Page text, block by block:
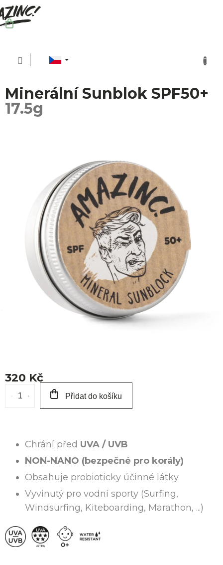
Přejít
na
Minerální Sunblok SPF50+
17.5g
320 Kč
cena:
Přidat do košíku
Chrání před UVA / UVB
NON-NANO (bezpečné pro korály)
Obsahuje probioticky účinné látky
Vyvinutý pro vodní sporty (Surfing,
Windsurfing, Kiteboarding, Marathon, ...)